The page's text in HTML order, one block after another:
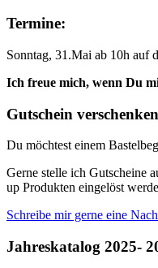
Termine:
Sonntag, 31.Mai ab 10h auf
Ich freue mich, wenn Du
Gutschein verschenken
Du möchtest einem
Gerne stelle ich Gutscheine
up Produkten eingelöst
Schreibe mir gerne eine
Jahreskatalog 2025-